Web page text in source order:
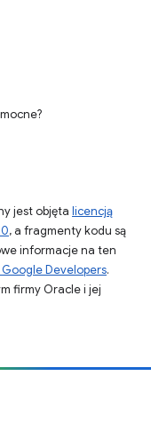
jest objęta licencją
, a fragmenty kodu są
informacje na ten
Developers.
firmy Oracle i jej